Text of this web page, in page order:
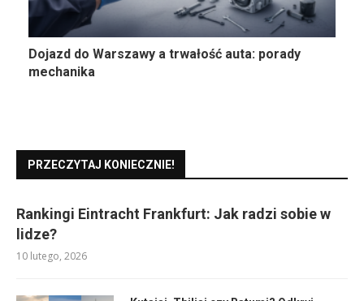
Dojazd do Warszawy a trwałość auta: porady
mechanika
PRZECZYTAJ KONIECZNIE!
Rankingi Eintracht Frankfurt: Jak radzi sobie w
lidze?
10 lutego, 2026